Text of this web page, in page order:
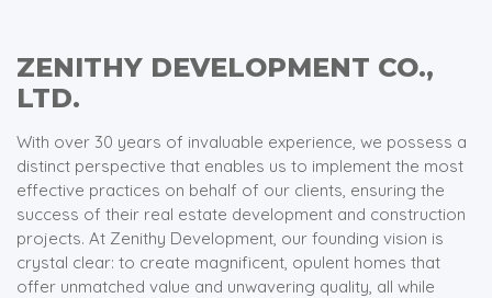
ZENITHY DEVELOPMENT CO.,
LTD.
With over 30 years of invaluable experience, we possess a
distinct perspective that enables us to implement the most
effective practices on behalf of our clients, ensuring the
success of their real estate development and construction
projects. At Zenithy Development, our founding vision is
crystal clear: to create magnificent, opulent homes that
offer unmatched value and unwavering quality, all while